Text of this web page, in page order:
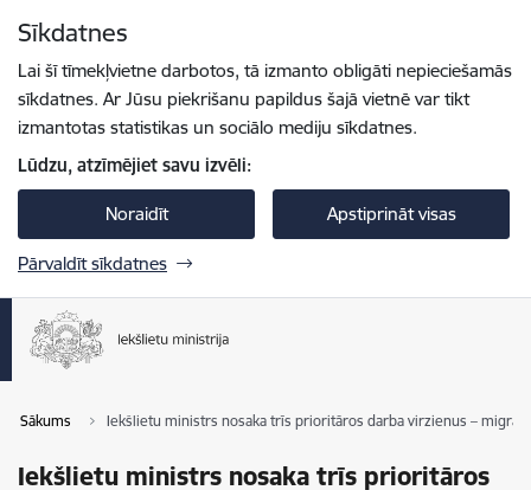
Sīkdatnes
Lai šī tīmekļvietne darbotos, tā izmanto obligāti nepieciešamās
sīkdatnes. Ar Jūsu piekrišanu papildus šajā vietnē var tikt
izmantotas statistikas un sociālo mediju sīkdatnes.
Lūdzu, atzīmējiet savu izvēli:
Noraidīt Apstiprināt visas
Pārvaldīt sīkdatnes
Sākums Iekšlietu ministrs nosaka trīs prioritāros darba virzienus –
Iekšlietu ministrs nosaka trīs prioritāros